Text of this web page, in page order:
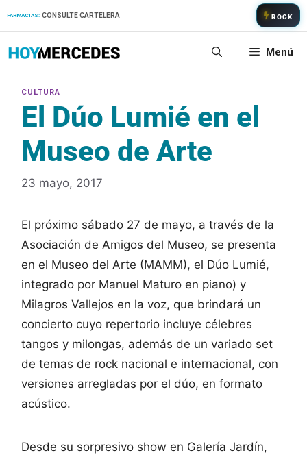
FARMACIAS: CONSULTE CARTELERA ROCK
Menú
El Dúo Lumié en el
Museo de Arte
23 mayo, 2017
El próximo sábado 27 de mayo, a través de la
Asociación de Amigos del Museo, se presenta
en el Museo del Arte (MAMM), el Dúo Lumié,
integrado por Manuel Maturo en piano) y
Milagros Vallejos en la voz, que brindará un
concierto cuyo repertorio incluye célebres
tangos y milongas, además de un variado set
de temas de rock nacional e internacional, con
versiones arregladas por el dúo, en formato
acústico.
Desde su sorpresivo show en Galería Jardín,